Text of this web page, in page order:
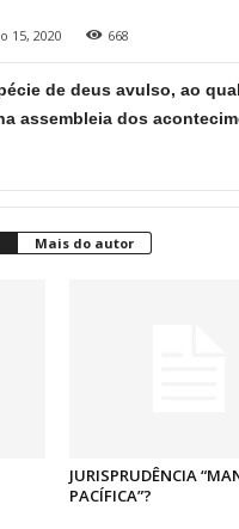
15, 2020 668
de deus avulso, ao
assembleia dos
Mais do autor
JURISPRUDÊNCIA
PACÍFICA”?